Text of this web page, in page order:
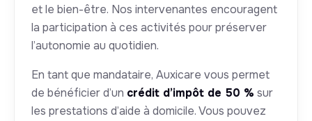
et le bien-être. Nos intervenantes encouragent
la participation à ces activités pour préserver
l’autonomie au quotidien.
En tant que mandataire, Auxicare vous permet
de bénéficier d’un crédit d’impôt de 50 % sur
les prestations d’aide à domicile. Vous pouvez